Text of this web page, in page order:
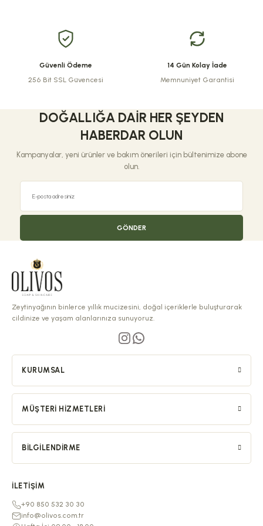
Güvenli Ödeme
256 Bit SSL Güvencesi
14 Gün Kolay İade
Memnuniyet Garantisi
DOĞALLIĞA DAIR HER ŞEYDEN
HABERDAR OLUN
Kampanyalar, yeni ürünler ve bakım önerileri için bültenimize abone
olun.
GÖNDER
Zeytinyağının binlerce yıllık mucizesini, doğal içeriklerle buluşturarak
cildinize ve yaşam alanlarınıza sunuyoruz.
KURUMSAL
MÜŞTERI HIZMETLERI
BILGILENDIRME
İLETIŞIM
+90 850 532 30 30
info@olivos.com.tr